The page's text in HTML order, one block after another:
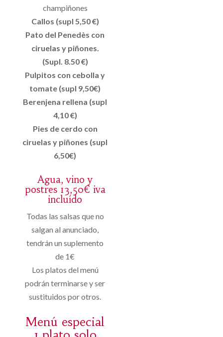
champiñones
Callos (supl 5,50 €)
Pato del Penedès con
ciruelas y piñones.
(Supl. 8.50 €)
Pulpitos con cebolla y
tomate (supl 9,50€)
Berenjena rellena (supl
4,10 €)
Pies de cerdo con
ciruelas y piñones (supl
6,50€)
Agua, vino y
postres 13,50€ iva
incluído
Todas las salsas que no
salgan al anunciado,
tendrán un suplemento
de 1€
Los platos del menú
podrán terminarse y ser
sustituidos por otros.
Menú especial